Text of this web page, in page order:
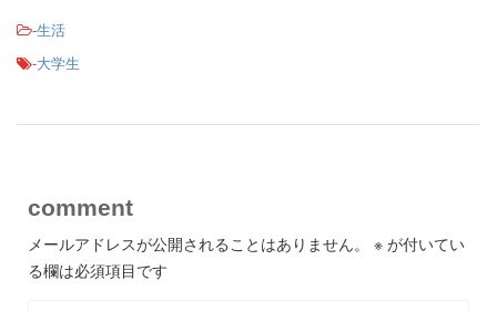
-生活
-大学生
comment
メールアドレスが公開されることはありません。 ※ が付いてい
る欄は必須項目です